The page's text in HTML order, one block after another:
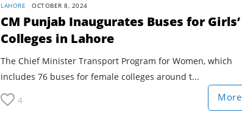
LAHORE OCTOBER 8, 2024
CM Punjab Inaugurates Buses for Girls’
Colleges in Lahore
The Chief Minister Transport Program for Women, which
includes 76 buses for female colleges around t...
4 More